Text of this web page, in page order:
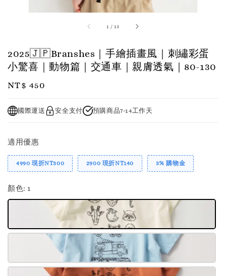
1 /13
2025🇯🇵Branshes｜手繪插畫風｜刺繡彩蛋
小驚喜｜動物篇｜交通車｜親膚透氣｜80-130
Regular
NT$ 450
國際運送 安全支付 預購商品7-14工作天
適用優惠
4990 現折NT300 2900 現折NT140 3% 購物金
顏色: 1